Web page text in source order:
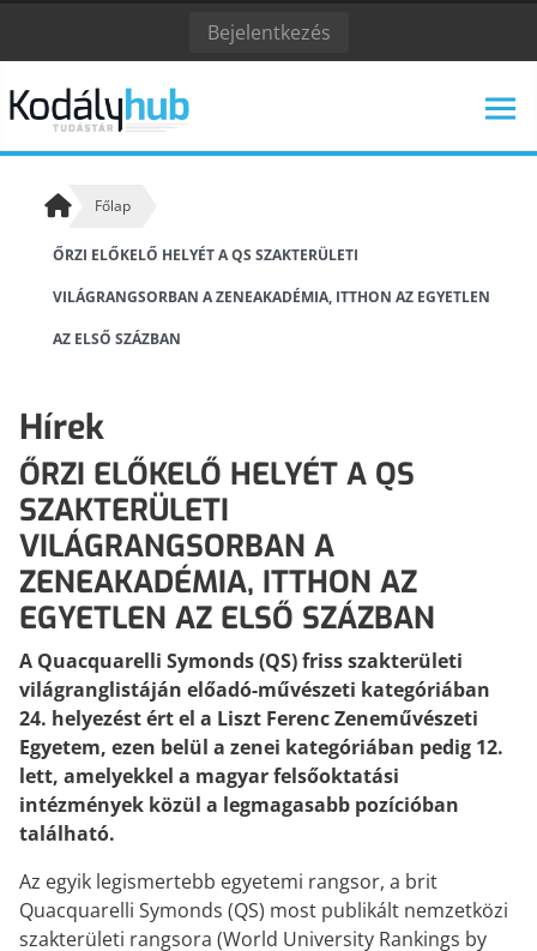
Bejelentkezés
KODÁLY INTÉZET
KODÁLY KÖVETŐI
Kodály követőiről
ALAPELVEK
A kodályi zenepedagógia alapelvei
TANÁROKNAK
Tanítási segédanyagok, könyvek
KODÁLY ZENEPEDAGÓGIAI
KONCEPCIÓJA A XXI. SZÁZAD
PERSPEKTÍVÁJÁBAN
Kodály Zoltán írásai, beszédei,
nyilatkozatai alapján
Főlap
ŐRZI ELŐKELŐ HELYÉT A QS SZAKTERÜLETI
VILÁGRANGSORBAN A ZENEAKADÉMIA, ITTHON AZ EGYETLEN
AZ ELSŐ SZÁZBAN
Hírek
ŐRZI ELŐKELŐ HELYÉT A QS
SZAKTERÜLETI
VILÁGRANGSORBAN A
ZENEAKADÉMIA, ITTHON AZ
EGYETLEN AZ ELSŐ SZÁZBAN
A Quacquarelli Symonds (QS) friss szakterületi
világranglistáján előadó-művészeti kategóriában
24. helyezést ért el a Liszt Ferenc Zeneművészeti
Egyetem, ezen belül a zenei kategóriában pedig 12.
lett, amelyekkel a magyar felsőoktatási
intézmények közül a legmagasabb pozícióban
található.
Az egyik legismertebb egyetemi rangsor, a brit
Quacquarelli Symonds (QS) most publikált nemzetközi
szakterületi rangsora (World University Rankings by